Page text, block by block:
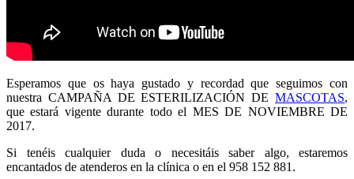
Esperamos que os haya gustado y recordad que seguimos con
nuestra CAMPAÑA DE ESTERILIZACIÓN DE MASCOTAS,
que estará vigente durante todo el MES DE NOVIEMBRE DE
2017.
Si tenéis cualquier duda o necesitáis saber algo, estaremos
encantados de atenderos en la clínica o en el 958 152 881.